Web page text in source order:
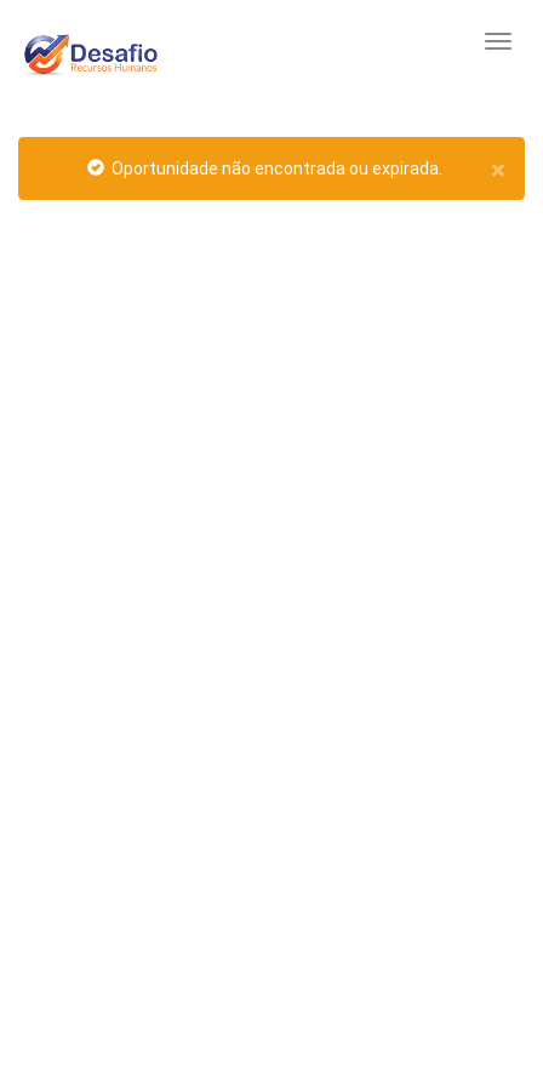
×
Oportunidade não encontrada ou expirada.